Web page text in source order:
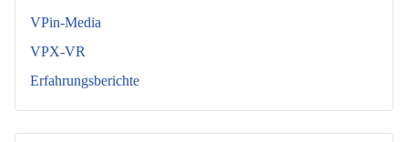
VPin-Media
VPX-VR
Erfahrungsberichte